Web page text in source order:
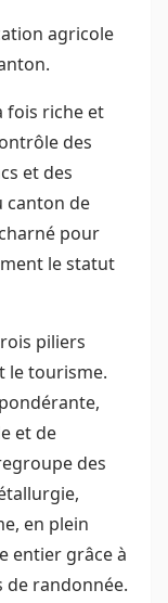
agricole
fois riche et
des
et des
canton de
pour
le statut
piliers
le tourisme.
et de
des
en plein
entier grâce à
de randonnée.